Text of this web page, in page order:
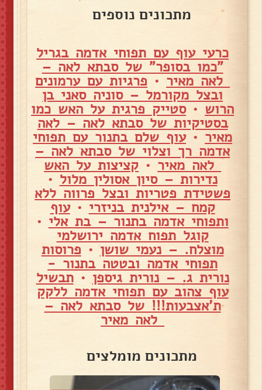
מתכונים נוספים
כרעי עוף עם תפוחי אדמה בגריל
"כמו בסופר" של סבתא לאה –
לאה מאיר • פרגיות עם ערמונים
ובצל מקורמל – סוניה סאני בן
הרוש •סטייק פרגית על האש כמו
בסטיקיות של סבתא לאה – לאה
מאיר •עוף שלם בתנור עם תפוחי
אדמה רך וצלוי של סבתא לאה –
לאה מאיר • קציצות על האש
נדירות – סיון אסולין מלול •
פשטידת פטריות ובצל פרווה ללא
קמח – אילנית בניזרי •עוף
ותפוחי אדמה בתנור – בת אלי •
קוגל תפוח אדמה ירושלמי
מוצלח. – נעמי שושן• פרוסות
תפוחי אדמה ובטטה בתנור -
נורית ג. – נורית גיספן •תבשיל
עוף צהוב עם תפוחי אדמה ללקק
ת'אצבעות!!! של סבתא לאה –
לאה מאיר
מתכונים מומלצים